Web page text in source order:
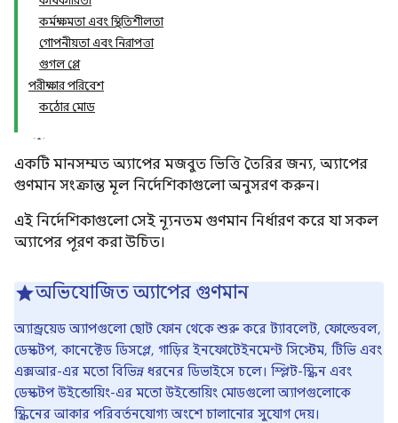
কর্মক্ষমতা এবং স্থিতিশীলতা
গোপনীয়তা এবং নিরাপত্তা
গুগল প্লে
পরীক্ষার পরিবেশ
কঠোর মোড
একটি মানসম্মত অ্যাপের মজবুত ভিত্তি তৈরির জন্য, অ্যাপের
গুণমান সংক্রান্ত মূল নির্দেশিকাগুলো অনুসরণ করুন।
এই নির্দেশিকাগুলো সেই ন্যূনতম গুণমান নির্ধারণ করে যা সকল
অ্যাপের পূরণ করা উচিত।
অভিযোজিত অ্যাপের গুণমান
অ্যান্ড্রয়েড অ্যাপগুলো ছোট ফোন থেকে শুরু করে ট্যাবলেট, ফোল্ডেবল,
ডেস্কটপ, কানেক্টেড ডিসপ্লে, গাড়ির ইনফোটেইনমেন্ট সিস্টেম, টিভি এবং
এক্সআর-এর মতো বিভিন্ন ধরনের ডিভাইসে চলে। স্প্লিট-স্ক্রিন এবং
ডেস্কটপ উইন্ডোয়িং-এর মতো উইন্ডোয়িং মোডগুলো অ্যাপগুলোকে
স্ক্রিনের আকার পরিবর্তনযোগ্য অংশে চালানোর সুযোগ দেয়।